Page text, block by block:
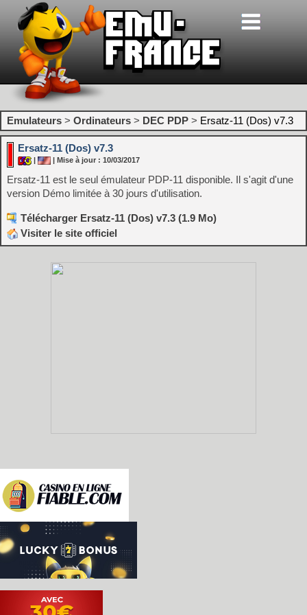
Emulateurs > Ordinateurs > DEC PDP > Ersatz-11 (Dos) v7.3
Ersatz-11 (Dos) v7.3
| | Mise à jour : 10/03/2017
Ersatz-11 est le seul émulateur PDP-11 disponible. Il s'agit d'une
version Démo limitée à 30 jours d'utilisation.
Télécharger Ersatz-11 (Dos) v7.3 (1.9 Mo)
Visiter le site officiel